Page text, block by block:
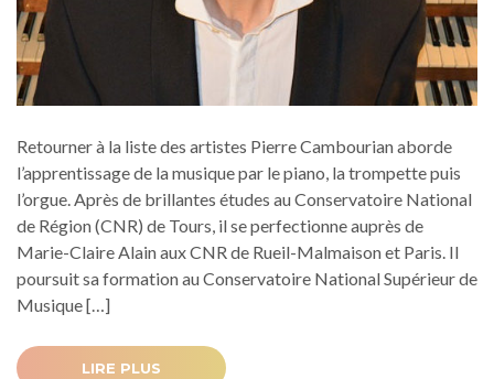
Retourner à la liste des artistes Pierre Cambourian aborde
l’apprentissage de la musique par le piano, la trompette puis
l’orgue. Après de brillantes études au Conservatoire National
de Région (CNR) de Tours, il se perfectionne auprès de
Marie-Claire Alain aux CNR de Rueil-Malmaison et Paris. Il
poursuit sa formation au Conservatoire National Supérieur de
Musique […]
LIRE PLUS